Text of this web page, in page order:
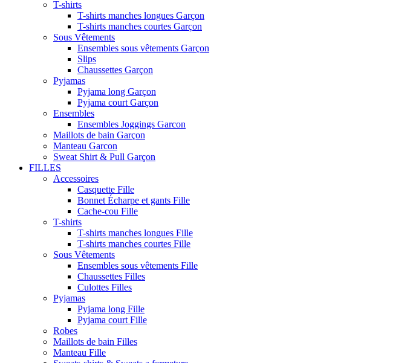
T-shirts
T-shirts manches longues Garçon
T-shirts manches courtes Garçon
Sous Vêtements
Ensembles sous vêtements Garçon
Slips
Chaussettes Garçon
Pyjamas
Pyjama long Garçon
Pyjama court Garçon
Ensembles
Ensembles Joggings Garcon
Maillots de bain Garçon
Manteau Garcon
Sweat Shirt & Pull Garçon
FILLES
Accessoires
Casquette Fille
Bonnet Écharpe et gants Fille
Cache-cou Fille
T-shirts
T-shirts manches longues Fille
T-shirts manches courtes Fille
Sous Vêtements
Ensembles sous vêtements Fille
Chaussettes Filles
Culottes Filles
Pyjamas
Pyjama long Fille
Pyjama court Fille
Robes
Maillots de bain Filles
Manteau Fille